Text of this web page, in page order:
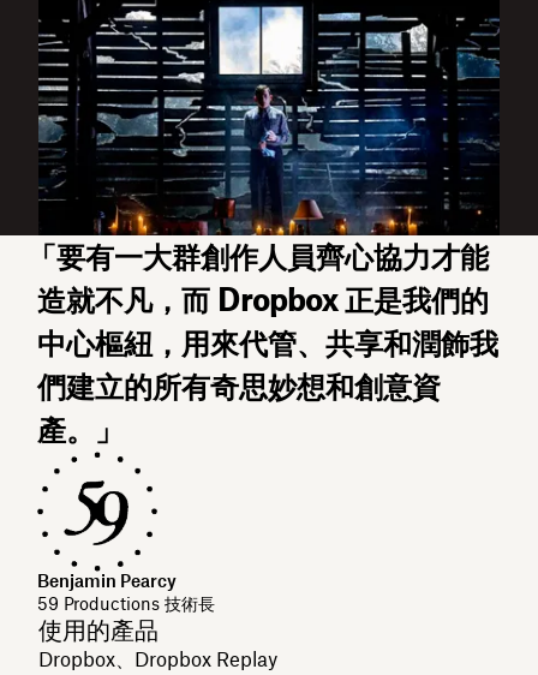
「要有一大群創作人員齊心協力才能
造就不凡，而 Dropbox 正是我們的
中心樞紐，用來代管、共享和潤飾我
們建立的所有奇思妙想和創意資
產。」
Benjamin Pearcy
59 Productions 技術長
使用的產品
Dropbox、Dropbox Replay